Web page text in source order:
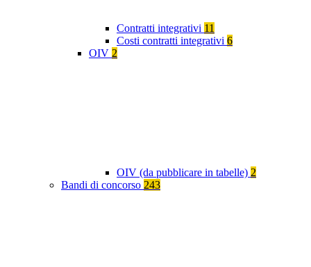
Contratti integrativi 11
Costi contratti integrativi 6
OIV 2
OIV (da pubblicare in tabelle) 2
Bandi di concorso 243